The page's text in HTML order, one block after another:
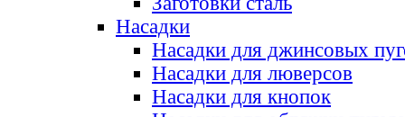
Насадки
Насадки для джинсовых
Насадки для люверсов
Насадки для кнопок